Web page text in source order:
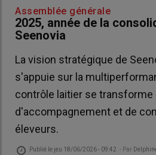
Assemblée générale
2025, année de la
Seenovia
La vision stratégique de
s'appuie sur la
contrôle laitier se transforme
d'accompagnement et de
éleveurs.
Publié le jeu 18/06/2026 - 09:42 - Par